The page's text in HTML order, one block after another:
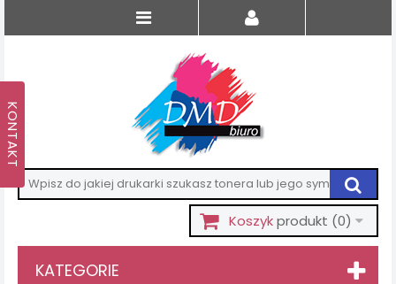
Koszykprodukt (0)
KATEGORIE